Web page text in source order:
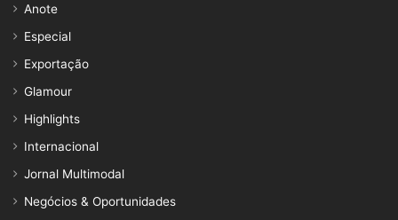
Anote
Especial
Exportação
Glamour
Highlights
Internacional
Jornal Multimodal
Negócios & Oportunidades